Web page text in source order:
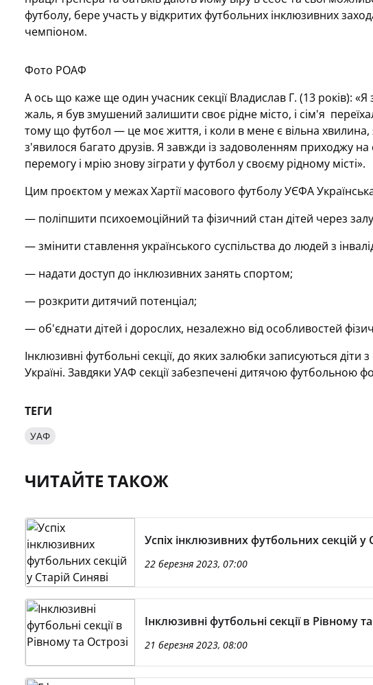
футболу, бере участь у відкритих футбольних інклюзивних
чемпіоном.
Фото РОАФ
А ось що каже ще один учасник секції Владислав Г. (13 років):
жаль, я був змушений залишити своє рідне місто, і сім'я
тому що футбол — це моє життя, і коли в мене є вільна
з'явилося багато друзів. Я завжди із задоволенням приходжу
перемогу і мрію знову зіграти у футбол у своєму рідному місті».
Цим проєктом у межах Хартії масового футболу УЄФА
— поліпшити психоемоційний та фізичний стан дітей через
— змінити ставлення українського суспільства до людей з
— надати доступ до інклюзивних занять спортом;
— розкрити дитячий потенціал;
— об'єднати дітей і дорослих, незалежно від особливостей
Інклюзивні футбольні секції, до яких залюбки записуються
Україні. Завдяки УАФ секції забезпечені дитячою
ТЕГИ
УАФ
ЧИТАЙТЕ ТАКОЖ
Успіх інклюзивних футбольних секцій у
22 березня 2023, 07:00
Інклюзивні футбольні секції в Рівному
21 березня 2023, 08:00